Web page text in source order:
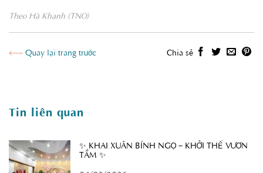
Theo Hà Khanh (TNO)
Quay lại trang trước Chia sẻ
Tin liên quan
✨ KHAI XUÂN BÍNH NGỌ – KHỞI THẾ VƯƠN
TẦM ✨